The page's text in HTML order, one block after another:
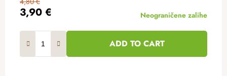
3,90 €
Neograničene zalihe
ADD TO CART